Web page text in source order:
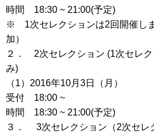
時間 18:30 ~ 21:00(予定)
※ 1次セレクションは2回開催し
加）
２． 2次セレクション (1次セレ
み)
（1）2016年10月3日（月）
受付 18:00 ~
時間 18:30 ~ 21:00(予定)
３． 3次セレクション（2次セレ